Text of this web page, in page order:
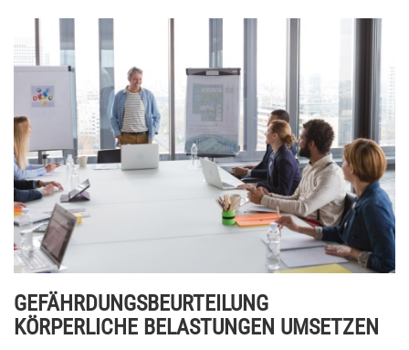
GEFÄHRDUNGSBEURTEILUNG
KÖRPERLICHE BELASTUNGEN UMSETZEN